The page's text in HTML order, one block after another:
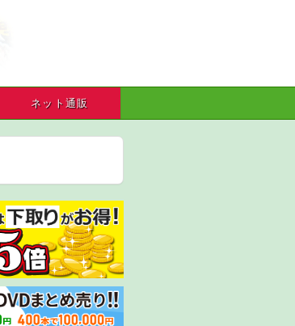
ネット通販